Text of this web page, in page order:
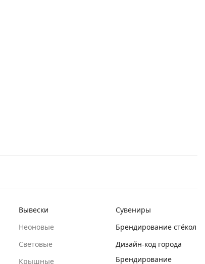
Вывески
Неоновые
Световые
Крышные
Сувениры
Брендирование стёкол
Дизайн-код города
Брендирование